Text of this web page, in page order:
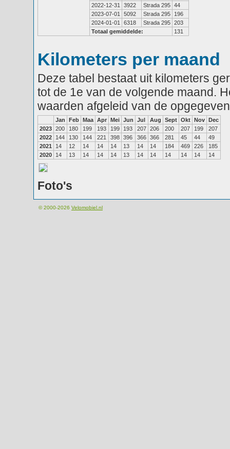
2022-12-31
3922 Strada 295 44
2023-07-01
5092 Strada 295
196
2024-01-01
6318 Strada 295 203
Totaal gemiddelde:
131
Kilometers per maand
Deze tabel bestaat uit kilometers
tot de 1e van de volgende maand.
waarden afgeleid van de
Jan Feb Maa Apr Mei Jun Jul Aug Sept Okt Nov Dec
2023 200 180 199 193 199 193 207 206 200 207 199
207
2022
144 130 144 221 398 396 366 366 281 45 44
49
2021
14 12 14 14 14 13 14 14 184 469 226
185
2020
14 13 14 14 14 13 14 14 14 14 14 14
Foto's
© 2000-2026 Velomobiel.nl